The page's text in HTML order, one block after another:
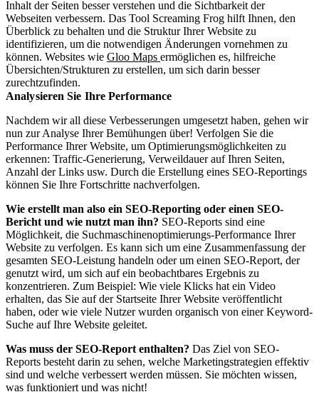
Inhalt der Seiten besser verstehen und die Sichtbarkeit der
Webseiten verbessern. Das Tool Screaming Frog hilft Ihnen, den
Überblick zu behalten und die Struktur Ihrer Website zu
identifizieren, um die notwendigen Änderungen vornehmen zu
können. Websites wie Gloo Maps ermöglichen es, hilfreiche
Übersichten/Strukturen zu erstellen, um sich darin besser
zurechtzufinden.
Analysieren Sie Ihre Performance
Nachdem wir all diese Verbesserungen umgesetzt haben, gehen wir
nun zur Analyse Ihrer Bemühungen über! Verfolgen Sie die
Performance Ihrer Website, um Optimierungsmöglichkeiten zu
erkennen: Traffic-Generierung, Verweildauer auf Ihren Seiten,
Anzahl der Links usw. Durch die Erstellung eines SEO-Reportings
können Sie Ihre Fortschritte nachverfolgen.
Wie erstellt man also ein SEO-Reporting oder einen SEO-
Bericht und wie nutzt man ihn? SEO-Reports sind eine
Möglichkeit, die Suchmaschinenoptimierungs-Performance Ihrer
Website zu verfolgen. Es kann sich um eine Zusammenfassung der
gesamten SEO-Leistung handeln oder um einen SEO-Report, der
genutzt wird, um sich auf ein beobachtbares Ergebnis zu
konzentrieren. Zum Beispiel: Wie viele Klicks hat ein Video
erhalten, das Sie auf der Startseite Ihrer Website veröffentlicht
haben, oder wie viele Nutzer wurden organisch von einer Keyword-
Suche auf Ihre Website geleitet.
Was muss der SEO-Report enthalten? Das Ziel von SEO-
Reports besteht darin zu sehen, welche Marketingstrategien effektiv
sind und welche verbessert werden müssen. Sie möchten wissen,
was funktioniert und was nicht!